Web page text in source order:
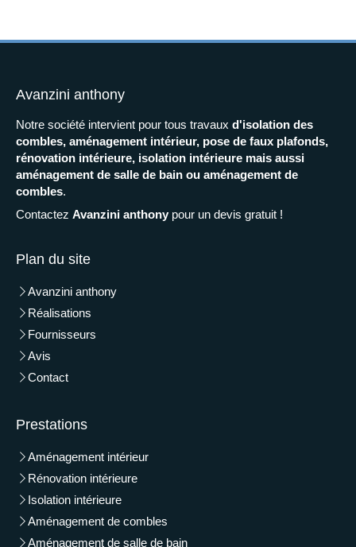
Avanzini anthony
Notre société intervient pour tous travaux d'isolation des
combles, aménagement intérieur, pose de faux plafonds,
rénovation intérieure, isolation intérieure mais aussi
aménagement de salle de bain ou aménagement de
combles.
Contactez Avanzini anthony pour un devis gratuit !
Plan du site
Avanzini anthony
Réalisations
Fournisseurs
Avis
Contact
Prestations
Aménagement intérieur
Rénovation intérieure
Isolation intérieure
Aménagement de combles
Aménagement de salle de bain